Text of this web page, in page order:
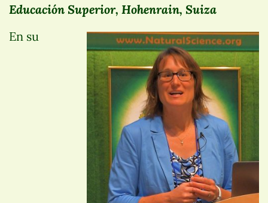
Educación Superior, Hohenrain, Suiza
En su